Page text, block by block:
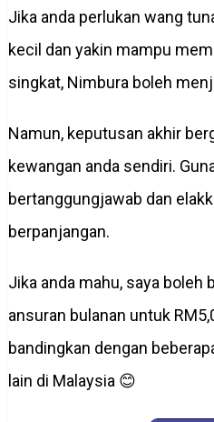
Jika anda perlukan wang
kecil dan yakin mampu
singkat, Nimbura boleh
Namun, keputusan akhir
kewangan anda sendiri.
bertanggungjawab dan
berpanjangan.
Jika anda mahu, saya boleh
ansuran bulanan untuk
bandingkan dengan
lain di Malaysia 😊